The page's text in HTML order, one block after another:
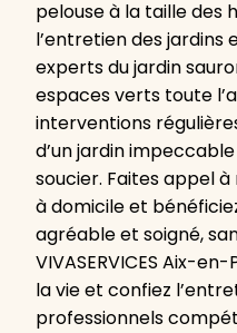
pelouse à la taille des
l’entretien des jardins
experts du jardin
espaces verts toute
interventions
d’un jardin
soucier. Faites appel
à domicile et
agréable et soigné,
VIVASERVICES Aix-
la vie et confiez
professionnels